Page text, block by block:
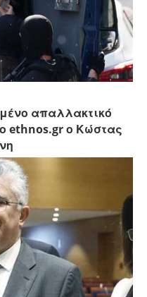
απαλλακτικό
ethnos.gr ο Κώστας